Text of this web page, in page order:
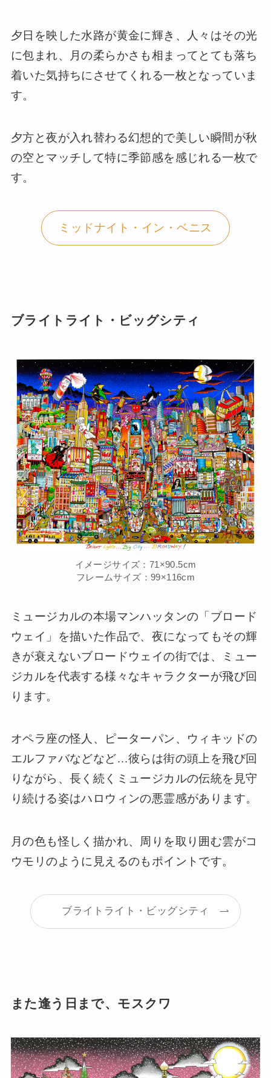
夕日を映した水路が黄金に輝き、人々はその光
に包まれ、月の柔らかさも相まってとても落ち
着いた気持ちにさせてくれる一枚となっていま
す。
夕方と夜が入れ替わる幻想的で美しい瞬間が秋
の空とマッチして特に季節感を感じれる一枚で
す。
ミッドナイト・イン・ベニス
ブライトライト・ビッグシティ
イメージサイズ：71×90.5cm
フレームサイズ：99×116cm
ミュージカルの本場マンハッタンの「ブロード
ウェイ」を描いた作品で、夜になってもその輝
きが衰えないブロードウェイの街では、ミュー
ジカルを代表する様々なキャラクターが飛び回
ります。
オペラ座の怪人、ピーターパン、ウィキッドの
エルファバなどなど…彼らは街の頭上を飛び回
りながら、長く続くミュージカルの伝統を見守
り続ける姿はハロウィンの悪霊感があります。
月の色も怪しく描かれ、周りを取り囲む雲がコ
ウモリのように見えるのもポイントです。
ブライトライト・ビッグシティ
また逢う日まで、モスクワ